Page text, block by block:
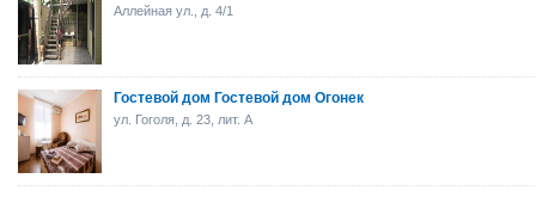
Аллейная ул., д. 4/1
Гостевой дом Гостевой дом Огонек
ул. Гоголя, д. 23, лит. А